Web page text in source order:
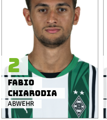
ABWEHR
Fabio
Chiarodia
2